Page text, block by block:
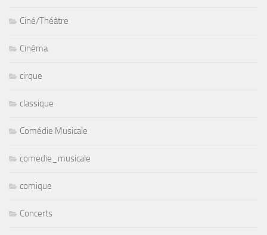
Ciné/Théâtre
Cinéma
cirque
classique
Comédie Musicale
comedie_musicale
comique
Concerts